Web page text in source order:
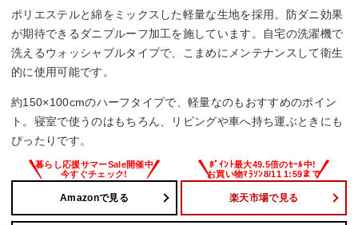
ポリエステルと綿をミックスした軽量な生地を採用。防ダニ効果
が期待できるダニプルーフ加工を施しています。自宅の洗濯機で
洗えるウォッシャブルタイプで、こまめにメンテナンスして衛生
的に使用可能です。
約150×100cmのハーフタイプで、軽量なのもおすすめのポイン
ト。寝室で使うのはもちろん、リビングや車へ持ち運ぶときにも
ぴったりです。
Amazonで見る 楽天市場で見る